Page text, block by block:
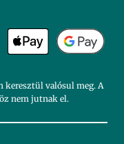
keresztül valósul meg. A
nem jutnak el.